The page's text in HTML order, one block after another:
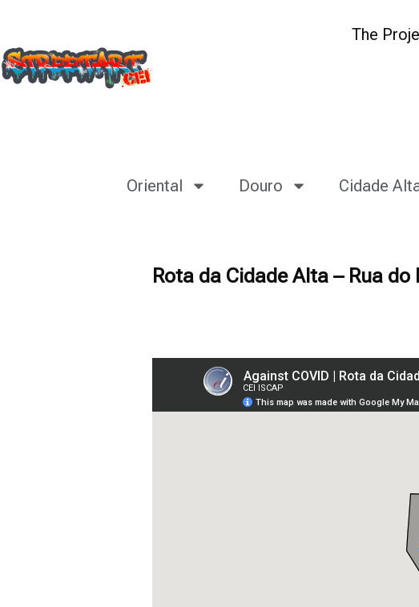
The
Oriental Douro Cidade
Rota da Cidade Alta – Rua